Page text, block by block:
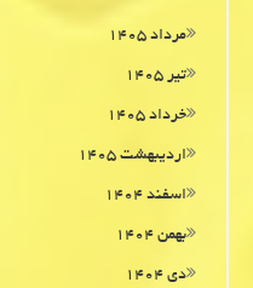
مرداد ۱۴۰۵
تیر ۱۴۰۵
خرداد ۱۴۰۵
اردیبهشت ۱۴۰۵
اسفند ۱۴۰۴
بهمن ۱۴۰۴
دی ۱۴۰۴